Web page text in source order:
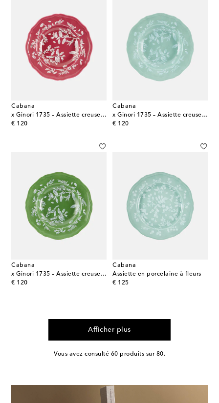
Cabana
x Ginori 1735 – Assiette creuse en porcelaine à fleurs
€ 120
original price
Cabana
x Ginori 1735 – Assiette creuse en porcelaine à fleurs
€ 120
original price
Cabana
x Ginori 1735 – Assiette creuse en porcelaine
€ 120
original price
Cabana
Assiette en porcelaine à fleurs
€ 125
original price
Afficher plus
Vous avez consulté 60 produits sur 80.